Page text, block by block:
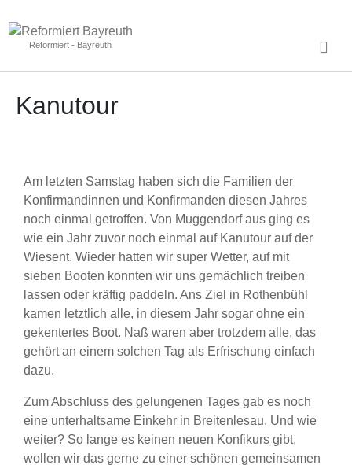
Reformiert - Bayreuth
Kanutour
Am letzten Samstag haben sich die Familien der
Konfirmandinnen und Konfirmanden diesen Jahres
noch einmal getroffen. Von Muggendorf aus ging es
wie ein Jahr zuvor noch einmal auf Kanutour auf der
Wiesent. Wieder hatten wir super Wetter, auf mit
sieben Booten konnten wir uns gemächlich treiben
lassen oder kräftig paddeln. Ans Ziel in Rothenbühl
kamen letztlich alle, in diesem Jahr sogar ohne ein
gekentertes Boot. Naß waren aber trotzdem alle, das
gehört an einem solchen Tag als Erfrischung einfach
dazu.
Zum Abschluss des gelungenen Tages gab es noch
eine unterhaltsame Einkehr in Breitenlesau. Und wie
weiter? So lange es keinen neuen Konfikurs gibt,
wollen wir das gerne zu einer schönen gemeinsamen